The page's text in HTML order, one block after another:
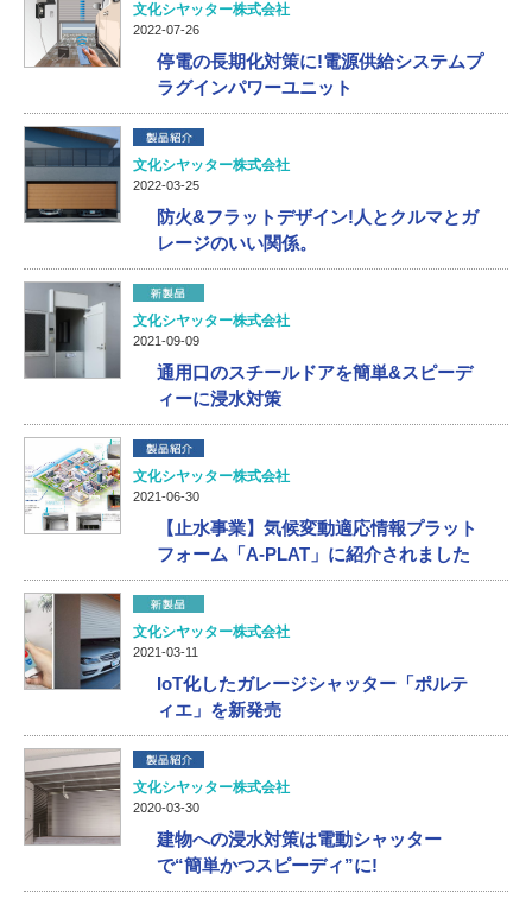
文化シヤッター株式会社
2022-07-26
停電の長期化対策に!電源供給システムプ
ラグインパワーユニット
文化シヤッター株式会社
2022-03-25
防火&フラットデザイン!人とクルマとガ
レージのいい関係。
文化シヤッター株式会社
2021-09-09
通用口のスチールドアを簡単&スピーデ
ィーに浸水対策
文化シヤッター株式会社
2021-06-30
【止水事業】気候変動適応情報プラット
フォーム「A-PLAT」に紹介されました
文化シヤッター株式会社
2021-03-11
IoT化したガレージシャッター「ポルテ
ィエ」を新発売
文化シヤッター株式会社
2020-03-30
建物への浸水対策は電動シャッター
で“簡単かつスピーディ”に!